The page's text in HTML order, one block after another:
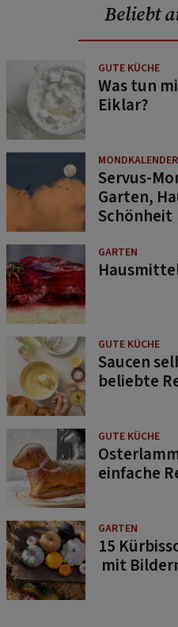
Beliebt
GUTE KÜCHE
Was tun
Eiklar?
MONDKALENDER
Servus-
Garten,
Schönheit
GARTEN
GUTE KÜCHE
Saucen
beliebte
GUTE KÜCHE
einfache
GARTEN
15
mit